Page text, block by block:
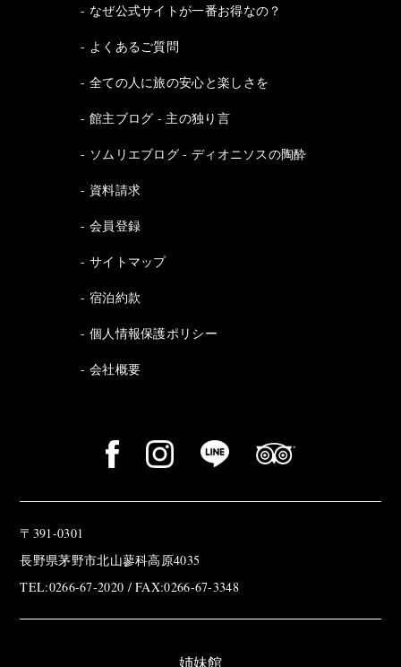
なぜ公式サイトが一番お得なの？
よくあるご質問
全ての人に旅の安心と楽しさを
館主ブログ - 主の独り言
ソムリエブログ - ディオニソスの陶酔
資料請求
会員登録
サイトマップ
宿泊約款
個人情報保護ポリシー
会社概要
〒391-0301
長野県茅野市北山蓼科高原4035
TEL:0266-67-2020 / FAX:0266-67-3348
姉妹館